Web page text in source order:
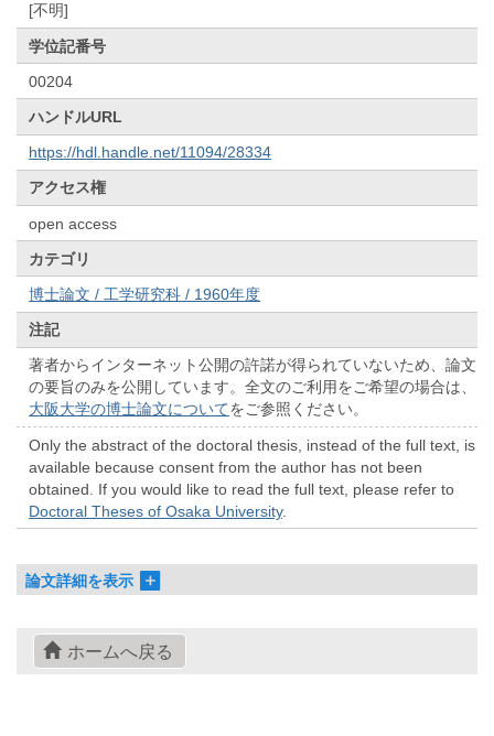
[不明]
学位記番号
00204
ハンドルURL
https://hdl.handle.net/11094/28334
アクセス権
open access
カテゴリ
博士論文 / 工学研究科 / 1960年度
注記
著者からインターネット公開の許諾が得られていないため、論文
の要旨のみを公開しています。全文のご利用をご希望の場合は、
大阪大学の博士論文についてをご参照ください。
Only the abstract of the doctoral thesis, instead of the full text, is
available because consent from the author has not been
obtained. If you would like to read the full text, please refer to
Doctoral Theses of Osaka University.
論文詳細を表示
ホームへ戻る